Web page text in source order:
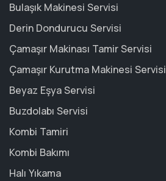
Bulaşık Makinesi Servisi
Derin Dondurucu Servisi
Çamaşır Makinası Tamir Servisi
Çamaşır Kurutma Makinesi Servisi
Beyaz Eşya Servisi
Buzdolabı Servisi
Kombi Tamiri
Kombi Bakımı
Halı Yıkama